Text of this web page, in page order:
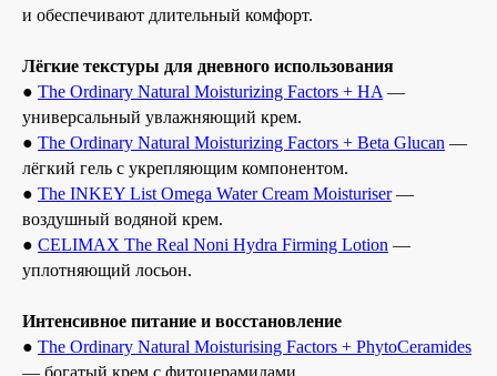
и обеспечивают длительный комфорт.
Лёгкие текстуры для дневного использования
● The Ordinary Natural Moisturizing Factors + HA —
универсальный увлажняющий крем.
● The Ordinary Natural Moisturizing Factors + Beta Glucan —
лёгкий гель с укрепляющим компонентом.
● The INKEY List Omega Water Cream Moisturiser—
воздушный водяной крем.
● CELIMAX The Real Noni Hydra Firming Lotion —
уплотняющий лосьон.
Интенсивное питание и восстановление
● The Ordinary Natural Moisturising Factors + PhytoCeramides
— богатый крем с фитоцерамидами.